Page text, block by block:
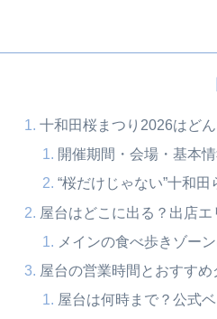
十和田桜まつり2026はど
開催期間・会場・基本
“桜だけじゃない”十和
屋台はどこに出る？出店
メインの食べ歩きゾー
屋台の営業時間とおすすめ
屋台は何時まで？公式